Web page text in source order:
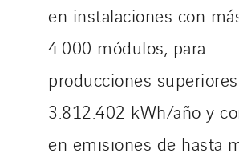
en instalaciones con
4.000 módulos, para
producciones
3.812.402 kWh/año y
en emisiones de hasta